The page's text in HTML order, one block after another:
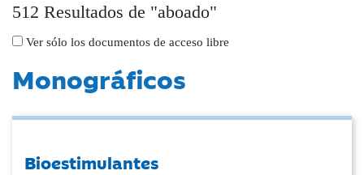
512 Resultados de "aboado"
Ver sólo los documentos de acceso libre
Monográficos
Bioestimulantes